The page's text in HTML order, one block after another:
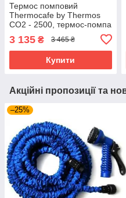
Термос помповий
Thermocafe by Thermos
CO2 - 2500, термос-помпа
із нержавіючої сталі 2.5 л
3 135 ₴ 3 465 ₴
Купити
Акційні пропозиції та
–25%